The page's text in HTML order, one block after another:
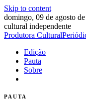
Skip to content
domingo, 09 de agosto
cultural independente
Produtora Cultural
Edição
Pauta
Sobre
PAUTA